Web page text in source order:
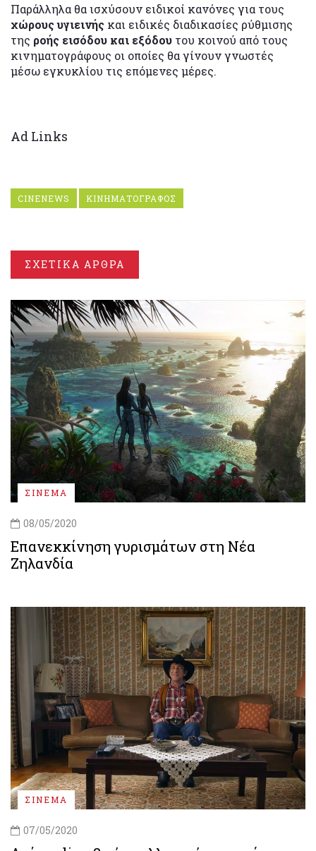
Παράλληλα θα ισχύσουν ειδικοί κανόνες για τους
χώρους υγιεινής και ειδικές διαδικασίες ρύθμισης
της ροής εισόδου και εξόδου του κοινού από τους
κινηματογράφους οι οποίες θα γίνουν γνωστές
μέσω εγκυκλίου τις επόμενες μέρες.
Ad Links
CINENEWS ΚΙΝΗΜΑΤΟΓΡΑΦΟΣ
ΣΧΕΤΙΚΑ ΑΡΘΡΑ
ΣΙΝΕΜΑ
08/05/2020
Επανεκκίνηση γυρισμάτων στη Νέα
Ζηλανδία
ΣΙΝΕΜΑ
07/05/2020